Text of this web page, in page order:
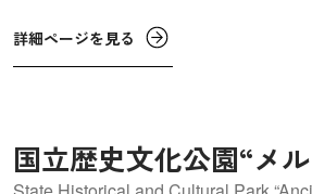
わる特殊な自然景観が広がり、レッド
いる動植物も生息しています。
詳細ページを見る
国立歴史文化公園“メ